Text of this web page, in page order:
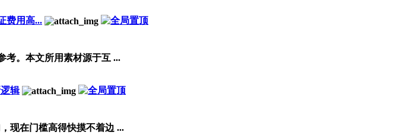
费用高...
考。本文所用素材源于互 ...
辑
现在门槛高得快摸不着边 ...